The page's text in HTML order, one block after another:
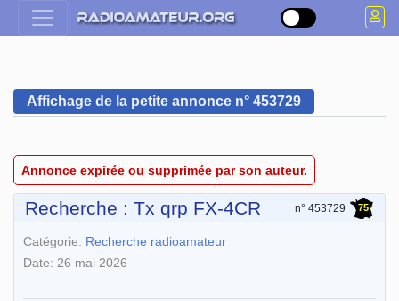
Affichage de la petite annonce n° 453729
Annonce expirée ou supprimée par son auteur.
Recherche : Tx qrp FX-4CR n° 453729 75
Catégorie: Recherche radioamateur
Date: 26 mai 2026